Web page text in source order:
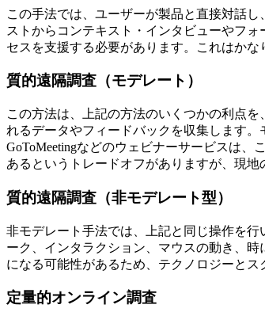
この手法では、ユーザーが製品と直接対話
ストからコンテキスト・インタビューやフ
セスを支援する必要があります。これはか
質的遠隔調査（モデレート）
この方法は、上記の方法のいくつかの利点
れるデータやフィードバックを収集します。
GoToMeetingなどのウェビナーサービスは
あるというトレードオフがありますが、現
質的遠隔調査（非モデレート型）
非モデレート手法では、上記と同じ操作を
ーク、インタラクション、マウスの動き、
になる可能性があるため、テクノロジーと
定量的オンライン調査